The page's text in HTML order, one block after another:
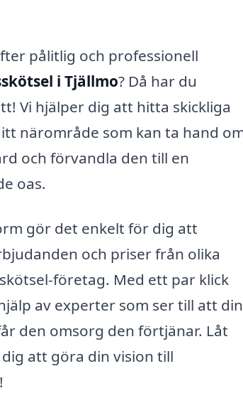
pålitlig och professionell
i Tjällmo? Då har du
Vi hjälper dig att hitta skickliga
närområde som kan ta hand
och förvandla den till en
oas.
gör det enkelt för dig att
och priser från olika
företag. Med ett par klick
av experter som ser till att din
den omsorg den förtjänar. Låt
att göra din vision till